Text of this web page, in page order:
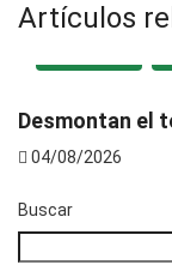
Artículos
Desmontan el
04/08/2026
Buscar